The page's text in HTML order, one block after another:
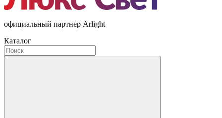
официальный партнер Arlight
Каталог